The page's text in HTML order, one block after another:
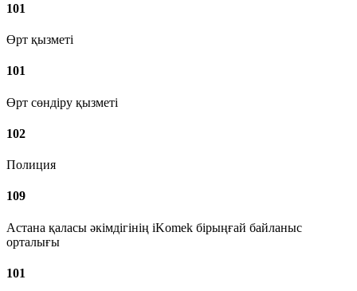
101
Өрт қызметі
101
Өрт сөндіру қызметі
102
Полиция
109
Астана қаласы әкімдігінің iKomek бірыңғай байланыс
орталығы
101